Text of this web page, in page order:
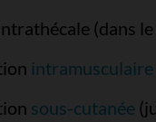
(dans le
intramusculaire
sous-cutanée